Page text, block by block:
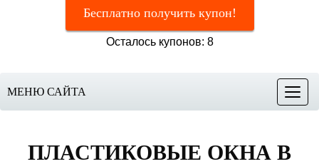
Бесплатно получить купон!
Осталось купонов: 8
Меню
МЕНЮ САЙТА
ПЛАСТИКОВЫЕ ОКНА В